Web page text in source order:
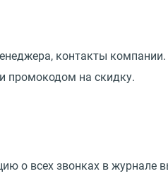
контакты компании.
промокодом на скидку.
о всех звонках в журнале